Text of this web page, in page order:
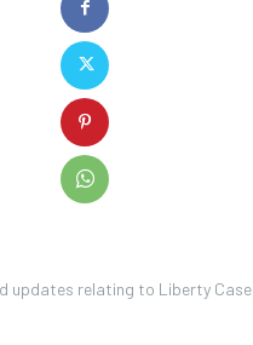
updates relating to Liberty Case